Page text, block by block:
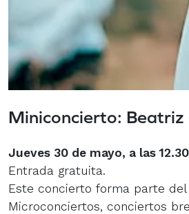
Miniconcierto: Beatriz
Jueves 30 de mayo, a las
Entrada gratuita.
Este concierto forma parte del
Microconciertos, conciertos